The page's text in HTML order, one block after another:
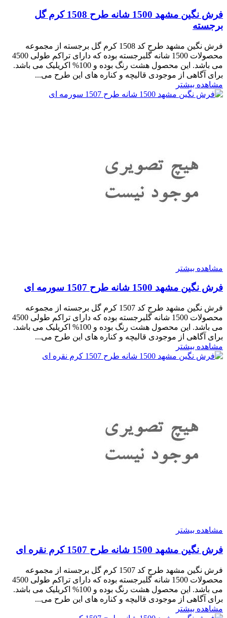
فرش نگین مشهد 1500 شانه طرح 1508 کرم گل
برجسته
فرش نگین مشهد طرح کد 1508 کرم گل برجسته از مجموعه
محصولات 1500 شانه گلبرجسته بوده که دارای تراکم طولی 4500
می باشد. این محصول هشت رنگ بوده و 100% اکریلیک می باشد.
برای آگاهی از موجودی قالیچه و کناره های این طرح می...
مشاهده بیشتر
مشاهده بیشتر
فرش نگین مشهد 1500 شانه طرح 1507 سورمه ای
فرش نگین مشهد طرح کد 1507 کرم گل برجسته از مجموعه
محصولات 1500 شانه گلبرجسته بوده که دارای تراکم طولی 4500
می باشد. این محصول هشت رنگ بوده و 100% اکریلیک می باشد.
برای آگاهی از موجودی قالیچه و کناره های این طرح می...
مشاهده بیشتر
مشاهده بیشتر
فرش نگین مشهد 1500 شانه طرح 1507 کرم نقره ای
فرش نگین مشهد طرح کد 1507 کرم گل برجسته از مجموعه
محصولات 1500 شانه گلبرجسته بوده که دارای تراکم طولی 4500
می باشد. این محصول هشت رنگ بوده و 100% اکریلیک می باشد.
برای آگاهی از موجودی قالیچه و کناره های این طرح می...
مشاهده بیشتر